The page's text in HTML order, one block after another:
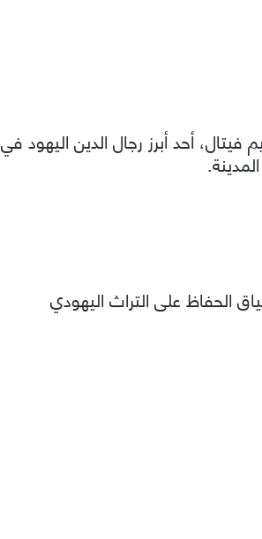
أحد أبرز رجال الدين اليهود في
الحفاظ على التراث اليهودي